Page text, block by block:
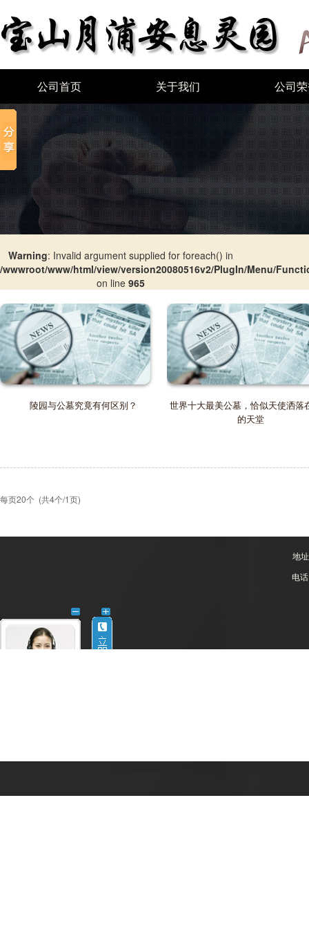
公司首页 关于我们 公司
Warning: Invalid argument supplied for foreach() in
/wwwroot/www/html/view/version20080516v2/PlugIn/Menu/
on line 965
陵园与公墓究竟有何区别？
世界十大最美公墓，恰似天使洒落
的天堂
每页20个 (共4个/1页)
地
电